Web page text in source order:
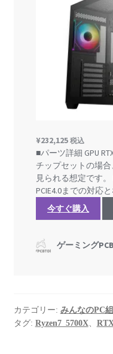
カテゴリー: みんなのPC
タグ: Ryzen7_5700X、